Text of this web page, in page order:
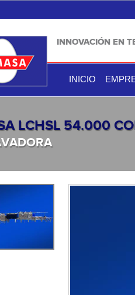
INNOVACIÓN EN
INICIO
LCHSL 54.000